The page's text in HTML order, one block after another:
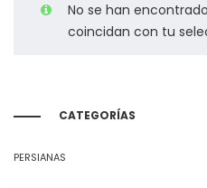
No se han
coincidan con tu
CATEGORÍAS
PERSIANAS